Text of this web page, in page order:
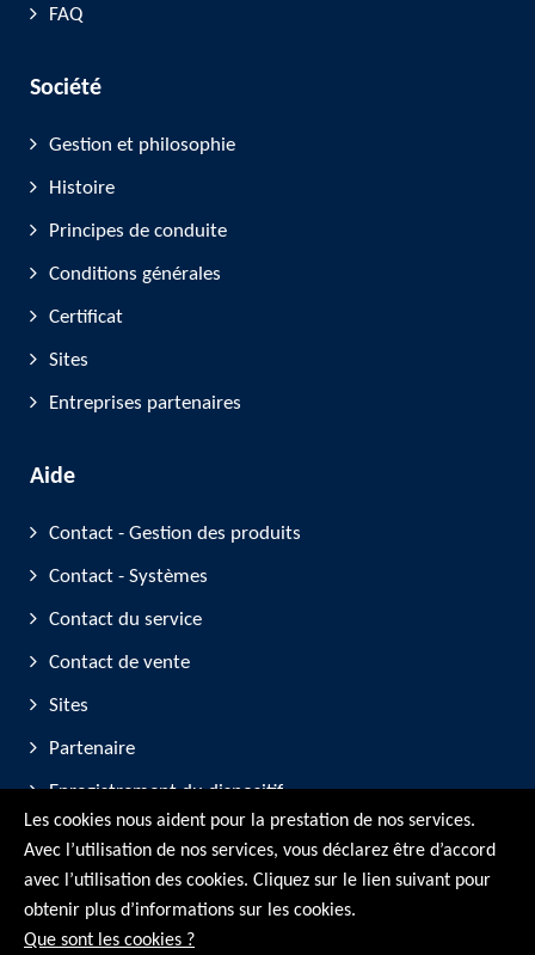
FAQ
Société
Gestion et philosophie
Histoire
Principes de conduite
Conditions générales
Certificat
Sites
Entreprises partenaires
Aide
Contact - Gestion des produits
Contact - Systèmes
Contact du service
Contact de vente
Sites
Partenaire
Enregistrement du dispositif
Participation aux salons professionnels
© RMG Messtechnik GmbH - 2026
Les cookies nous aident pour la prestation de nos services.
Avec l’utilisation de nos services, vous déclarez être d’accord
avec l’utilisation des cookies. Cliquez sur le lien suivant pour
obtenir plus d’informations sur les cookies.
Que sont les cookies ?